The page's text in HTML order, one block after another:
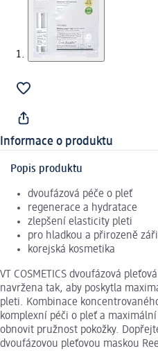
Informace o produktu
Popis produktu
dvoufázová péče o pleť
regenerace a hydratace
zlepšení elasticity pleti
pro hladkou a přirozeně
korejská kosmetika
VT COSMETICS dvoufázová
navržena tak, aby poskytla
pleti. Kombinace
komplexní péči o pleť a
obnovit pružnost pokožky.
dvoufázovou pleťovou maskou